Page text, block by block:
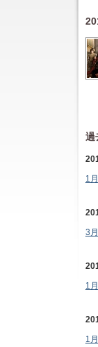
過
1月
3月
1月
1月